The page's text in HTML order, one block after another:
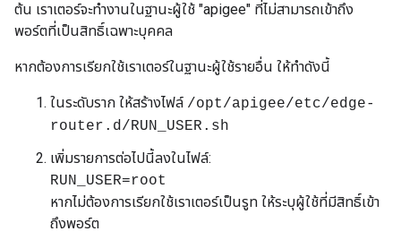
ต้น เราเตอร์จะทำงานในฐานะผู้ใช้ "apigee" ที่ไม่สามารถเข้าถึง
พอร์ตที่เป็นสิทธิ์เฉพาะบุคคล
หากต้องการเรียกใช้เราเตอร์ในฐานะผู้ใช้รายอื่น ให้ทำดังนี้
ในระดับราก ให้สร้างไฟล์ /opt/apigee/etc/edge-
router.d/RUN_USER.sh
เพิ่มรายการต่อไปนี้ลงในไฟล์:
RUN_USER=root
หากไม่ต้องการเรียกใช้เราเตอร์เป็นรูท ให้ระบุผู้ใช้ที่มีสิทธิ์เข้า
ถึงพอร์ต